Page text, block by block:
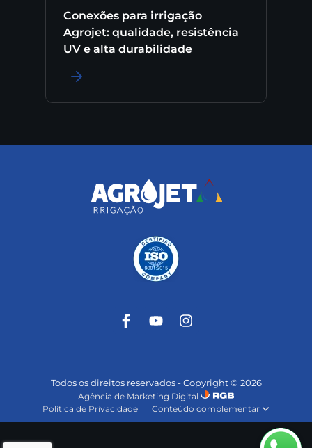
Conexões para irrigação
Agrojet: qualidade, resistência
UV e alta durabilidade
Todos os direitos reservados - Copyright © 2026
Política de Privacidade Conteúdo complementar
Agência de Marketing Digital